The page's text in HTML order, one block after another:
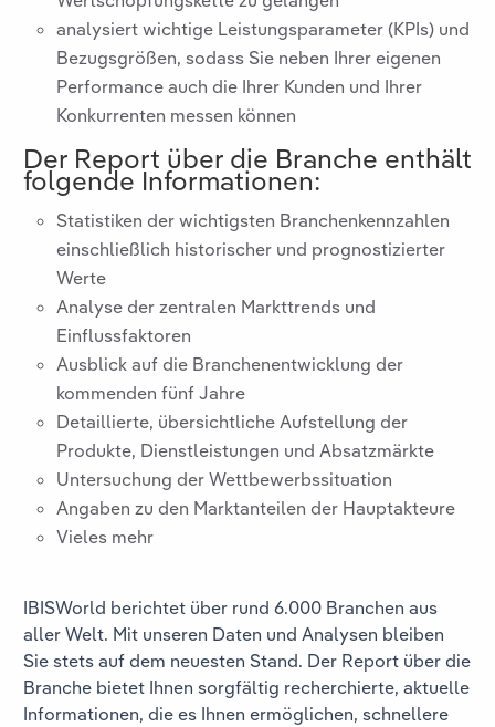
analysiert wichtige Leistungsparameter (KPIs) und
Bezugsgrößen, sodass Sie neben Ihrer eigenen
Performance auch die Ihrer Kunden und Ihrer
Konkurrenten messen können
Der Report über die Branche enthält
folgende Informationen:
Statistiken der wichtigsten Branchenkennzahlen
einschließlich historischer und prognostizierter
Werte
Analyse der zentralen Markttrends und
Einflussfaktoren
Ausblick auf die Branchenentwicklung der
kommenden fünf Jahre
Detaillierte, übersichtliche Aufstellung der
Produkte, Dienstleistungen und Absatzmärkte
Untersuchung der Wettbewerbssituation
Angaben zu den Marktanteilen der Hauptakteure
Vieles mehr
IBISWorld berichtet über rund 6.000 Branchen aus
aller Welt. Mit unseren Daten und Analysen bleiben
Sie stets auf dem neuesten Stand. Der Report über die
Branche bietet Ihnen sorgfältig recherchierte, aktuelle
Informationen, die es Ihnen ermöglichen, schnellere